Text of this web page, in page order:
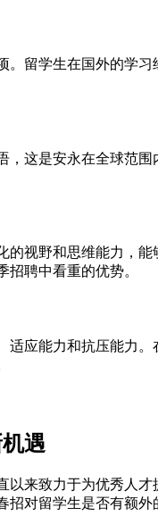
。留学生在国外的学
，这是安永在全球范
的视野和思维能力，
聘中看重的优势。
适应能力和抗压能力
遇
以来致力于为优秀人
对留学生是否有额